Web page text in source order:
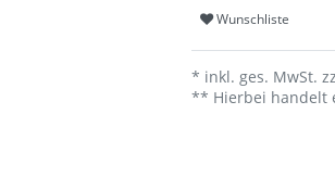
Wunschliste
* inkl. ges. MwSt.
** Hierbei handelt